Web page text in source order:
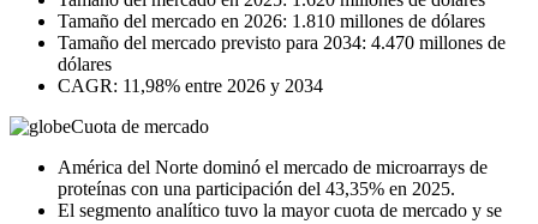
Tamaño del mercado en 2026: 1.810 millones de dólares
Tamaño del mercado previsto para 2034: 4.470 millones de
dólares
CAGR: 11,98% entre 2026 y 2034
Cuota de mercado
América del Norte dominó el mercado de microarrays de
proteínas con una participación del 43,35% en 2025.
El segmento analítico tuvo la mayor cuota de mercado y se